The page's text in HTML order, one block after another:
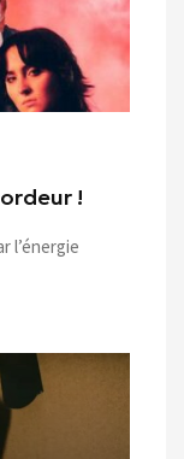
!
l’énergie